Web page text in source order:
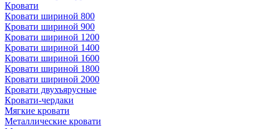
Кровати
Кровати шириной 800
Кровати шириной 900
Кровати шириной 1200
Кровати шириной 1400
Кровати шириной 1600
Кровати шириной 1800
Кровати шириной 2000
Кровати двухъярусные
Кровати-чердаки
Мягкие кровати
Металлические кровати